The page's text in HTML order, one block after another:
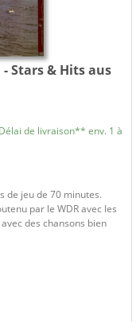
Stars & Hits aus
de livraison** env. 1 à
de jeu de 70 minutes.
par le WDR avec les
des chansons bien